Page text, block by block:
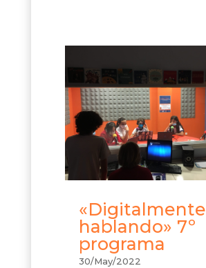
«Digitalmente
hablando» 7º
programa
30/May/2022